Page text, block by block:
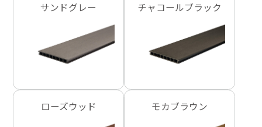
サンドグレー チャコールブラック
ローズウッド モカブラウン